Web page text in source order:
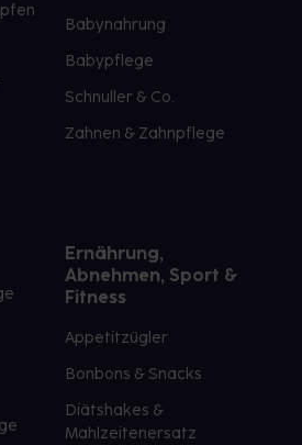
Babynahrung
Babypflege
Schnuller & Co.
Zahnen & Zahnpflege
Ernährung,
Abnehmen, Sport &
Fitness
Appetitzügler
Bonbons & Snacks
Diätshakes &
Mahlzeitenersatz